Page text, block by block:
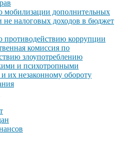
мобилизации дополнительных
не налоговых доходов в бюджет
противодействию коррупции
комиссия по
злоупотреблению
и психотропными
их незаконному обороту